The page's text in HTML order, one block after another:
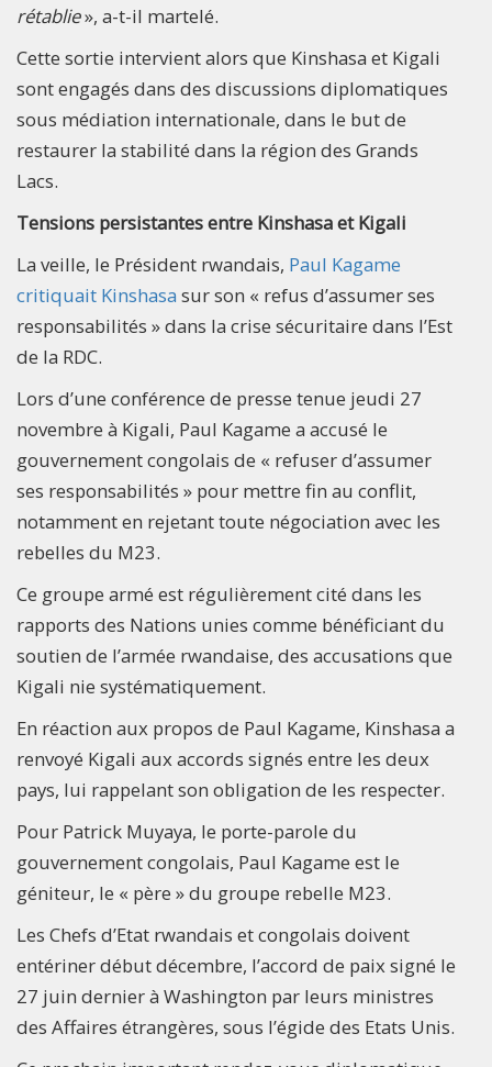
rétablie», a-t-il martelé.
Cette sortie intervient alors que Kinshasa et Kigali
sont engagés dans des discussions diplomatiques
sous médiation internationale, dans le but de
restaurer la stabilité dans la région des Grands
Lacs.
Tensions persistantes entre Kinshasa et Kigali
La veille, le Président rwandais, Paul Kagame
critiquait Kinshasa sur son « refus d’assumer ses
responsabilités » dans la crise sécuritaire dans l’Est
de la RDC.
Lors d’une conférence de presse tenue jeudi 27
novembre à Kigali, Paul Kagame a accusé le
gouvernement congolais de « refuser d’assumer
ses responsabilités » pour mettre fin au conflit,
notamment en rejetant toute négociation avec les
rebelles du M23.
Ce groupe armé est régulièrement cité dans les
rapports des Nations unies comme bénéficiant du
soutien de l’armée rwandaise, des accusations que
Kigali nie systématiquement.
En réaction aux propos de Paul Kagame, Kinshasa a
renvoyé Kigali aux accords signés entre les deux
pays, lui rappelant son obligation de les respecter.
Pour Patrick Muyaya, le porte-parole du
gouvernement congolais, Paul Kagame est le
géniteur, le « père » du groupe rebelle M23.
Les Chefs d’Etat rwandais et congolais doivent
entériner début décembre, l’accord de paix signé le
27 juin dernier à Washington par leurs ministres
des Affaires étrangères, sous l’égide des Etats Unis.